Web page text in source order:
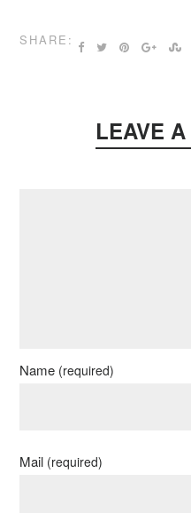
SHARE:
LEAVE
Name (required)
Mail (required)